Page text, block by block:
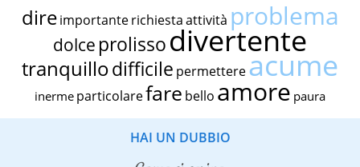
dire importante richiestaattività problema
dolce prolissodivertente
tranquillodifficile permettereacume
inerme particolarefare bello amore paura
HAI UN DUBBIO